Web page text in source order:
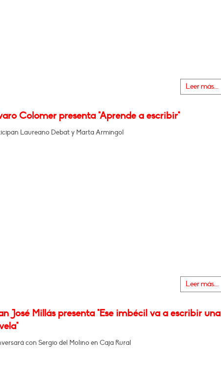
Leer más...
Colomer presenta "Aprende a escribir"
Laureano Debat y Marta Armingol
Leer más...
José Millás presenta "Ese imbécil va a escribir una
con Sergio del Molino en Caja Rural